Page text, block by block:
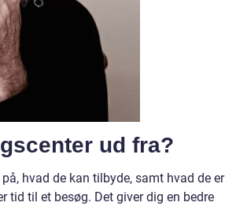
ud fra?
hvad de kan tilbyde, samt hvad de er
tid til et besøg. Det giver dig en bedre